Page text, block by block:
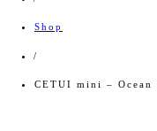
Shop
/
CETUI mini – Ocean